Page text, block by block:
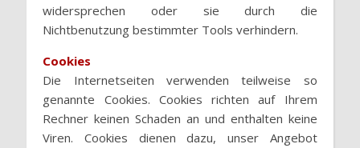
widersprechen oder sie durch die
Nichtbenutzung bestimmter Tools verhindern.
Cookies
Die Internetseiten verwenden teilweise so
genannte Cookies. Cookies richten auf Ihrem
Rechner keinen Schaden an und enthalten keine
Viren. Cookies dienen dazu, unser Angebot